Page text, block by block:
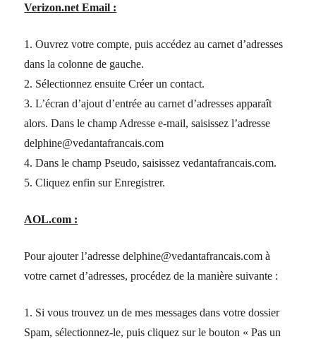
Verizon.net Email :
1. Ouvrez votre compte, puis accédez au carnet d’adresses
dans la colonne de gauche.
2. Sélectionnez ensuite Créer un contact.
3. L’écran d’ajout d’entrée au carnet d’adresses apparaît
alors. Dans le champ Adresse e-mail, saisissez l’adresse
delphine@vedantafrancais.com
4. Dans le champ Pseudo, saisissez vedantafrancais.com.
5. Cliquez enfin sur Enregistrer.
AOL.com :
Pour ajouter l’adresse delphine@vedantafrancais.com à
votre carnet d’adresses, procédez de la manière suivante :
1. Si vous trouvez un de mes messages dans votre dossier
Spam, sélectionnez-le, puis cliquez sur le bouton « Pas un